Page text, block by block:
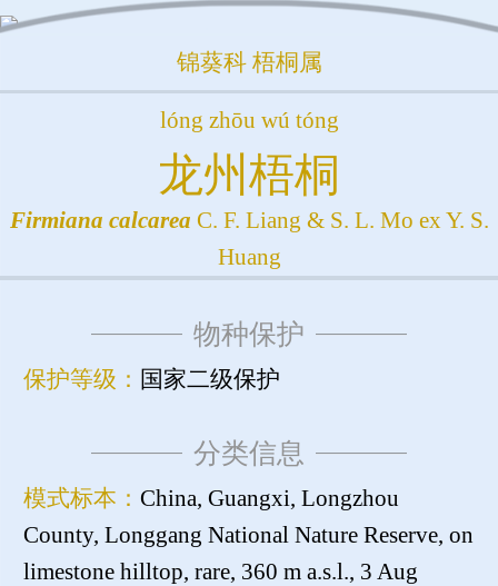
锦葵科 梧桐属
lóng zhōu wú tóng
龙州梧桐
Firmiana calcarea C. F. Liang & S. L. Mo ex Y. S.
Huang
物种保护
保护等级： 国家二级保护
分类信息
模式标本： China, Guangxi, Longzhou
County, Longgang National Nature Reserve, on
limestone hilltop, rare, 360 m a.s.l., 3 Aug